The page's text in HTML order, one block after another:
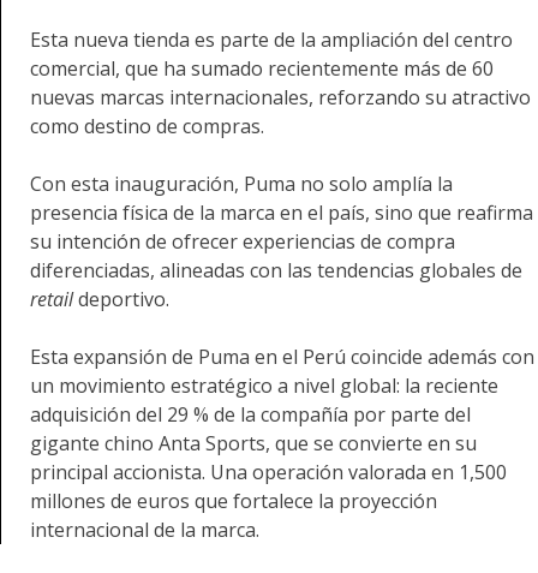
Esta nueva tienda es parte de la ampliación del centro
comercial, que ha sumado recientemente más de 60
nuevas marcas internacionales, reforzando su atractivo
como destino de compras.
Con esta inauguración, Puma no solo amplía la
presencia física de la marca en el país, sino que reafirma
su intención de ofrecer experiencias de compra
diferenciadas, alineadas con las tendencias globales de
retaildeportivo.
Esta expansión de Puma en el Perú coincide además con
un movimiento estratégico a nivel global: la reciente
adquisición del 29 % de la compañía por parte del
gigante chino Anta Sports, que se convierte en su
principal accionista. Una operación valorada en 1,500
millones de euros que fortalece la proyección
internacional de la marca.